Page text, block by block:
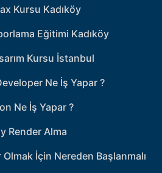
Kursu Kadıköy
Eğitimi Kadıköy
Kursu İstanbul
Ne İş Yapar ?
Ne İş Yapar ?
Render Alma
İçin Nereden Başlanmalı